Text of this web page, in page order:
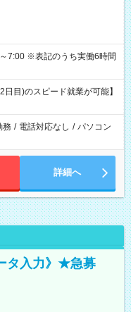
働6時間
目)のスピード就業が可能】
務 / 電話対応なし / パソコン
詳細へ
タ入力》★急募